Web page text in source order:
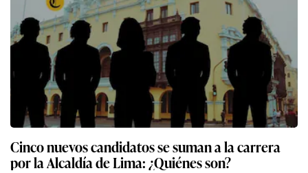
Cinco nuevos candidatos se suman a la carrera
por la Alcaldía de Lima: ¿Quiénes son?